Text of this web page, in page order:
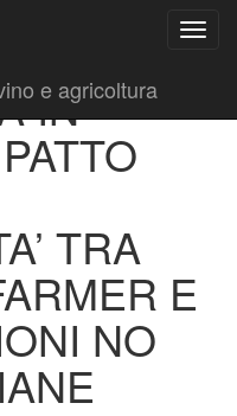
e agricoltura
IN
TRA
E
NO